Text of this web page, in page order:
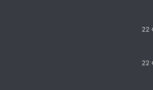
22
22